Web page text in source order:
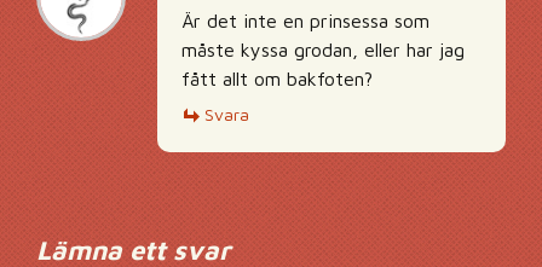
Är det inte en prinsessa som
måste kyssa grodan, eller har jag
fått allt om bakfoten?
Svara
Lämna ett svar